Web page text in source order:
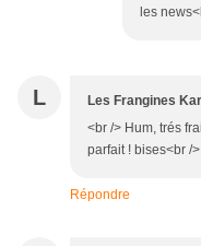
les
L Les Frangines
<br /> Hum, trés
parfait ! bises<br />
Répondre